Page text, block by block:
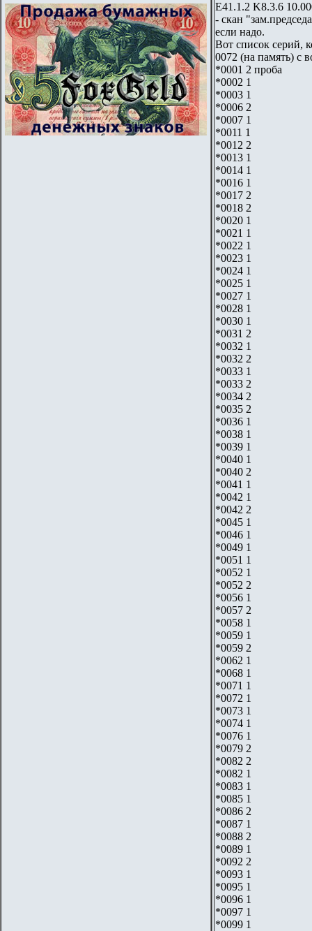
Е41.1.2 K8.3.6
- скан
если надо.
Вот список серий,
0072 (на память) с
*0001 2 проба
*0002 1
*0003 1
*0006 2
*0007 1
*0011 1
*0012 2
*0013 1
*0014 1
*0016 1
*0017 2
*0018 2
*0020 1
*0021 1
*0022 1
*0023 1
*0024 1
*0025 1
*0027 1
*0028 1
*0030 1
*0031 2
*0032 1
*0032 2
*0033 1
*0033 2
*0034 2
*0035 2
*0036 1
*0038 1
*0039 1
*0040 1
*0040 2
*0041 1
*0042 1
*0042 2
*0045 1
*0046 1
*0049 1
*0051 1
*0052 1
*0052 2
*0056 1
*0057 2
*0058 1
*0059 1
*0059 2
*0062 1
*0068 1
*0071 1
*0072 1
*0073 1
*0074 1
*0076 1
*0079 2
*0082 2
*0082 1
*0083 1
*0085 1
*0086 2
*0087 1
*0088 2
*0089 1
*0092 2
*0093 1
*0095 1
*0096 1
*0097 1
*0099 1